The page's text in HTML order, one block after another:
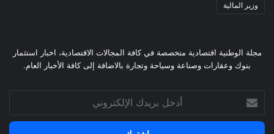
وزير المالية
مجلة الوطنية اقتصادية متخصصة في كافة المجالات الاقتصادية، اخبار استثمار
بنوك وعقارات وصناعة وسياحة وتجارة بالاضافة إلى كافة الأخبار العام.
بريدك
الإلكتروني